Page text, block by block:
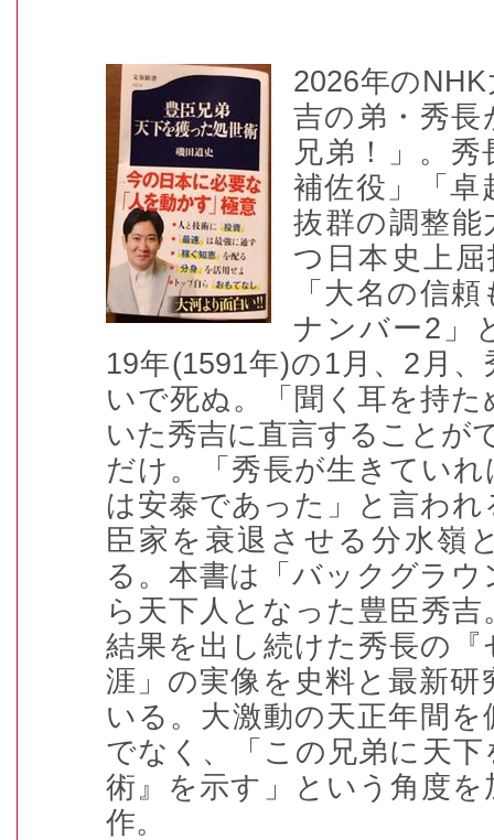
2026年のNHK
吉の弟・秀長
兄弟！」。
補佐役」「卓
抜群の調整能
つ日本史上
「大名の信
ナンバー2 」
19年(1591年)の1 月、 2 月
いで死ぬ。「聞く耳を持
いた秀吉に直言することが
だけ。「秀長が生きてい
は安泰であった」と言わ
臣家を衰退させる分水嶺
る。本書は「バックグラ
ら天下人となった豊臣秀
結果を出し続けた秀長の
涯」の実像を史料と最新
いる。大激動の天正年間
でなく、「この兄弟に天
術』を示す」という角度
作。